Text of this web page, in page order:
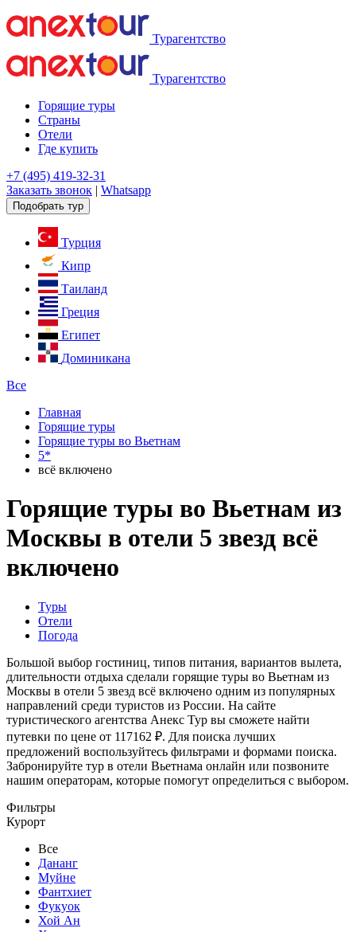
Турагентство
Турагентство
Горящие туры
Страны
Отели
Где купить
+7 (495) 419-32-31
Заказать звонок | Whatsapp
Подобрать тур
Турция
Кипр
Таиланд
Греция
Египет
Доминикана
Все
Главная
Горящие туры
Горящие туры во Вьетнам
5*
всё включено
Горящие туры во Вьетнам из
Москвы в отели 5 звезд всё
включено
Туры
Отели
Погода
Большой выбор гостиниц, типов питания, вариантов вылета,
длительности отдыха сделали горящие туры во Вьетнам из
Москвы в отели 5 звезд всё включено одним из популярных
направлений среди туристов из России. На сайте
туристического агентства Анекс Тур вы сможете найти
путевки по цене от 117162 ₽. Для поиска лучших
предложений воспользуйтесь фильтрами и формами поиска.
Забронируйте тур в отели Вьетнама онлайн или позвоните
нашим операторам, которые помогут определиться с выбором.
Фильтры
Курорт
Все
Дананг
Муйне
Фантхиет
Фукуок
Хой Ан